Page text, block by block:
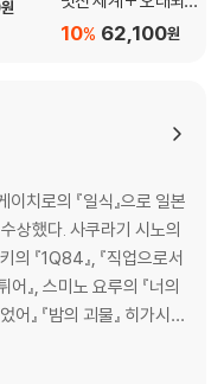
원
멋진 클래식 레코드 1,2
62,100원
10%
치로의 『일식』으로 일본
기 시노의
의 『1Q84』, 『직업으로서
』, 스미노 요루의 『너의
』 『밤의 괴물』 히가시노
『악의』, 『유성의 인연』,